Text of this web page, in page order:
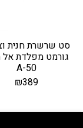
סט שרשרת חנית
גורמט מפלדת אל
A-50
₪389